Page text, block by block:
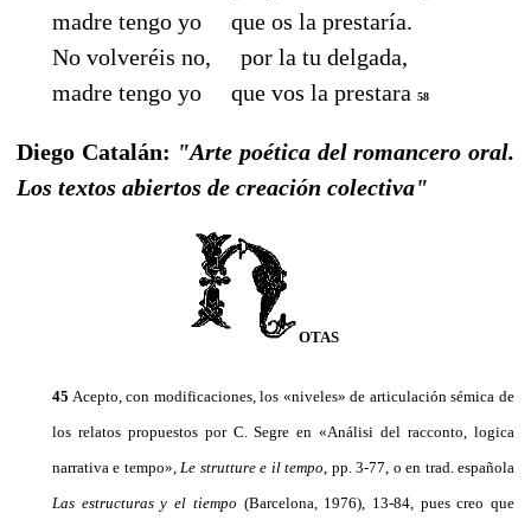
madre tengo yo que os la prestaría.
No volveréis no, por la tu delgada,
madre tengo yo que vos la prestara 58
Diego Catalán: "Arte poética del romancero oral.
Los textos abiertos de creación colectiva"
OTAS
45 Acepto, con modificaciones, los «niveles» de articulación sémica de
los relatos propuestos por C. Segre en «Análisi del racconto, logica
narrativa e tempo», Le strutture e il tempo , pp. 3-77, o en trad. española
Las estructuras y el tiempo (Barcelona, 1976), 13-84, pues creo que